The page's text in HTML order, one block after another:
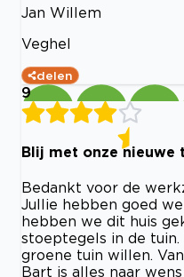
Jan Willem
Veghel
delen
9
Blij met onze nieuwe
Bedankt voor de
Jullie hebben goed
hebben we dit huis
stoeptegels in de
groene tuin willen.
Bart is alles naar